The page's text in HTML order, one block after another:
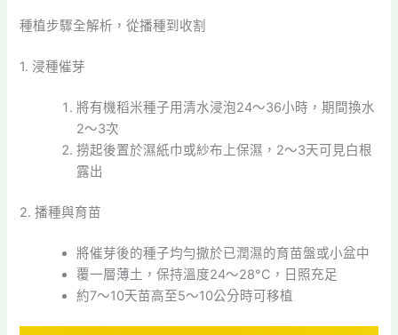
種植步驟全解析，從播種到收割
1. 浸種催芽
將有機稻米種子用清水浸泡24～36小時，期間換水
2～3次
撈起後置於濕紙巾或紗布上保濕，2～3天可見白根
露出
2. 播種與育苗
將催芽後的種子均勻撒於已潤濕的育苗盤或小盆中
覆一層薄土，保持溫度24～28°C，日照充足
約7～10天苗高至5～10公分時可移植